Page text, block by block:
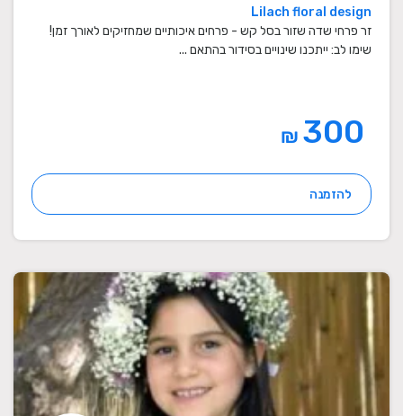
Lilach floral design
זר פרחי שדה שזור בסל קש - פרחים איכותיים שמחזיקים לאורך זמן!
שימו לב: ייתכנו שינויים בסידור בהתאם ...
₪
להזמנה